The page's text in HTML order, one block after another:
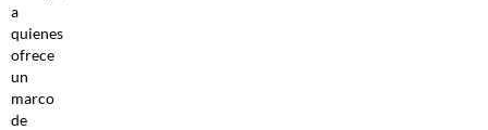
a
quienes
ofrece
un
marco
de